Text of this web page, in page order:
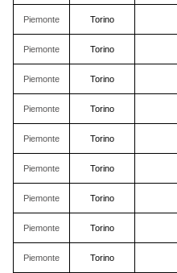
Piemonte Torino
Piemonte Torino
Piemonte Torino
Piemonte Torino
Piemonte Torino
Piemonte Torino
Piemonte Torino
Piemonte Torino
Piemonte Torino